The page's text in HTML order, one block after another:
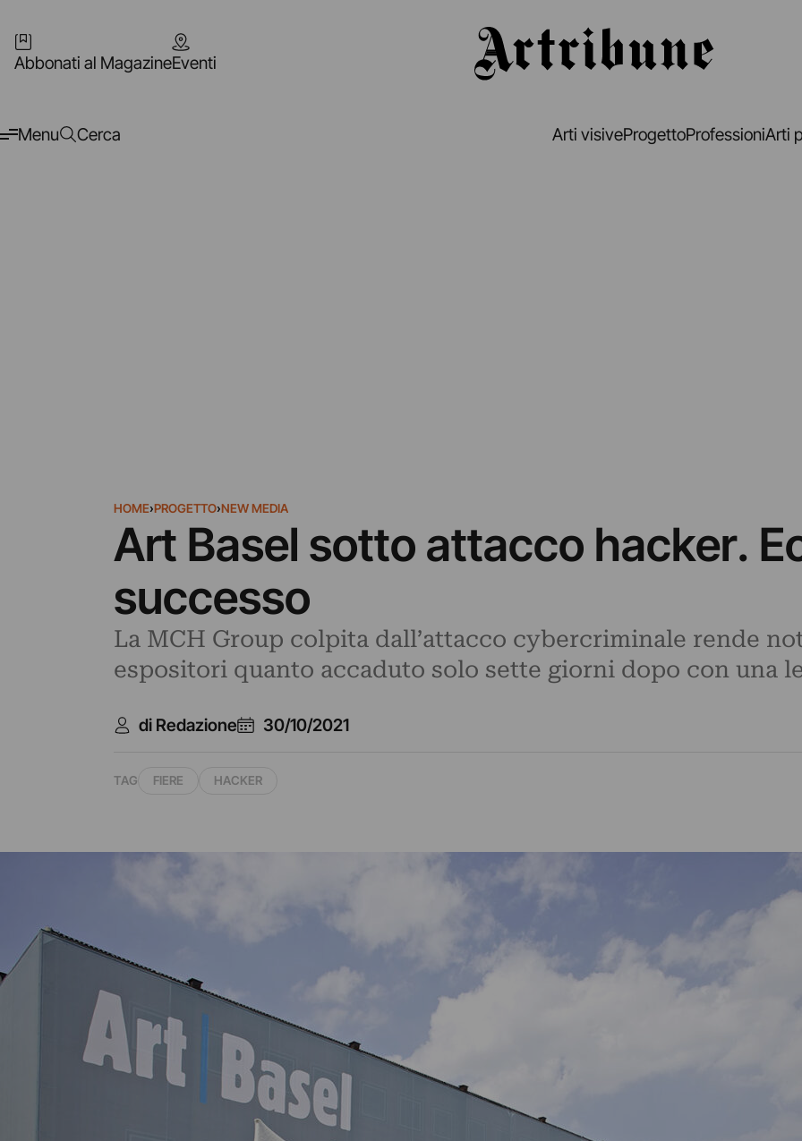
Abbonati al MagazineEventi
Menu Cerca Arti visiveProgettoProfessioniArti
HOME›PROGETTO›NEW MEDIA
Art Basel sotto attacco hacker.
successo
La MCH Group colpita dall’attacco cybercriminale rende
espositori quanto accaduto solo sette giorni dopo con una
di Redazione 30/10/2021
TAG FIERE HACKER